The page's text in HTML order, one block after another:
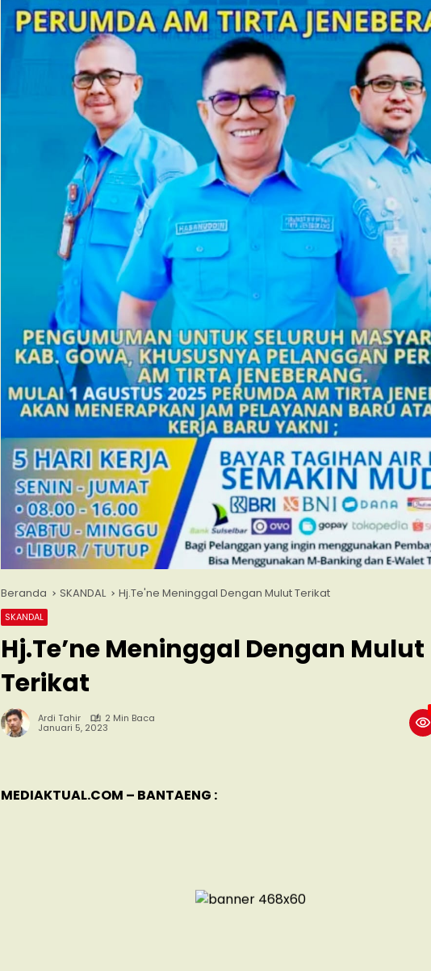
Beranda SKANDAL Hj.Te'ne Meninggal Dengan Mulut Terikat
SKANDAL
Hj.Te’ne Meninggal Dengan Mulut
Terikat
Ardi Tahir 2 Min Baca
Januari 5, 2023
MEDIAKTUAL.COM – BANTAENG :